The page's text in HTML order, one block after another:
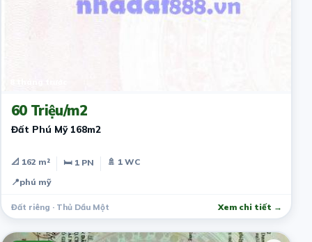
60 Triệu/m2
Đất Phú Mỹ 168m2
📐 162 m² 🛏 1 PN
🚿 1 WC
📍phú mỹ
Đất riêng · Thủ Dầu Một Xem chi tiết →